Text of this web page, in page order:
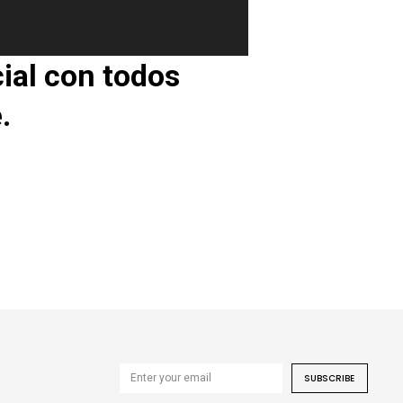
con todos
SUBSCRIBE